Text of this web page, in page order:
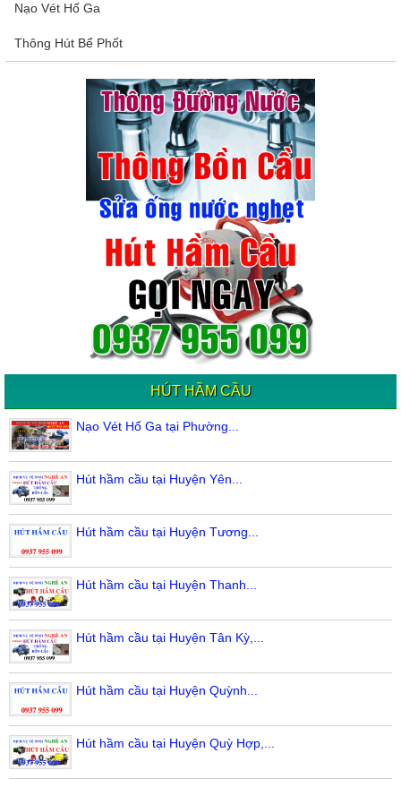
Nạo Vét Hố Ga
Thông Hút Bể Phốt
HÚT HẦM CẦU
Nạo Vét Hố Ga tại Phường...
Hút hầm cầu tại Huyện Yên...
Hút hầm cầu tại Huyện Tương...
Hút hầm cầu tại Huyện Thanh...
Hút hầm cầu tại Huyện Tân Kỳ,...
Hút hầm cầu tại Huyện Quỳnh...
Hút hầm cầu tại Huyện Quỳ Hợp,...